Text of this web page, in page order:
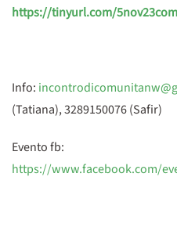
https://tinyurl.com/
Info:
(Tatiana), 3289150076 (Safir)
Evento fb:
https://www.facebook.com/